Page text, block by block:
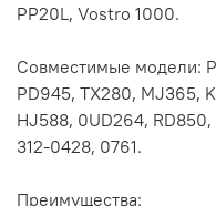
PP20L, Vostro 1000.
Совместимые модели:
PD945, TX280, MJ365,
HJ588, 0UD264, RD850,
312-0428, 0761.
Преимущества: